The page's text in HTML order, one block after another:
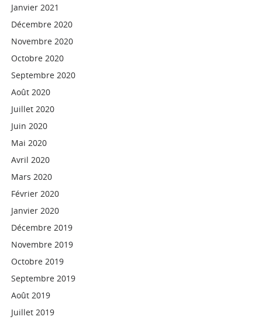
Janvier 2021
Décembre 2020
Novembre 2020
Octobre 2020
Septembre 2020
Août 2020
Juillet 2020
Juin 2020
Mai 2020
Avril 2020
Mars 2020
Février 2020
Janvier 2020
Décembre 2019
Novembre 2019
Octobre 2019
Septembre 2019
Août 2019
Juillet 2019